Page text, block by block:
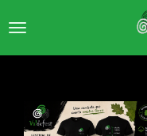
al
contenido